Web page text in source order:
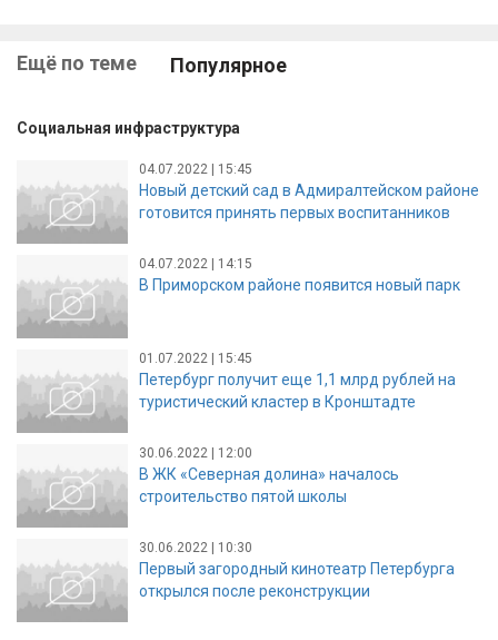
Ещё по теме Популярное
Социальная инфраструктура
04.07.2022 | 15:45
Новый детский сад в Адмиралтейском районе
готовится принять первых воспитанников
04.07.2022 | 14:15
В Приморском районе появится новый парк
01.07.2022 | 15:45
Петербург получит еще 1,1 млрд рублей на
туристический кластер в Кронштадте
30.06.2022 | 12:00
В ЖК «Северная долина» началось
строительство пятой школы
30.06.2022 | 10:30
Первый загородный кинотеатр Петербурга
открылся после реконструкции